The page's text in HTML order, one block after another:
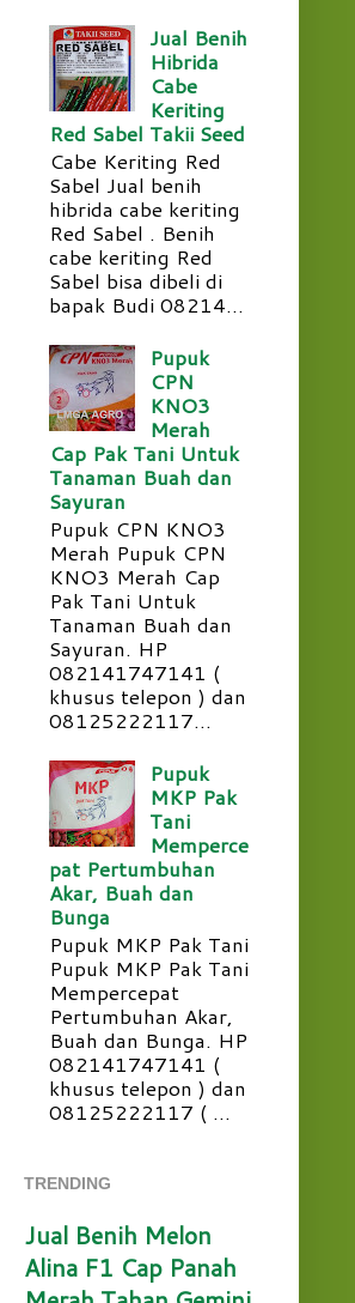
Jual Benih
Hibrida
Cabe
Keriting
Red Sabel Takii Seed
Cabe Keriting Red
Sabel Jual benih
hibrida cabe keriting
Red Sabel . Benih
cabe keriting Red
Sabel bisa dibeli di
bapak Budi 08214...
Pupuk
CPN
KNO3
Merah
Cap Pak Tani Untuk
Tanaman Buah dan
Sayuran
Pupuk CPN KNO3
Merah Pupuk CPN
KNO3 Merah Cap
Pak Tani Untuk
Tanaman Buah dan
Sayuran. HP
082141747141 (
khusus telepon ) dan
08125222117...
Pupuk
MKP Pak
Tani
Memperce
pat Pertumbuhan
Akar, Buah dan
Bunga
Pupuk MKP Pak Tani
Pupuk MKP Pak Tani
Mempercepat
Pertumbuhan Akar,
Buah dan Bunga. HP
082141747141 (
khusus telepon ) dan
08125222117 ( ...
TRENDING
Jual Benih Melon
Alina F1 Cap Panah